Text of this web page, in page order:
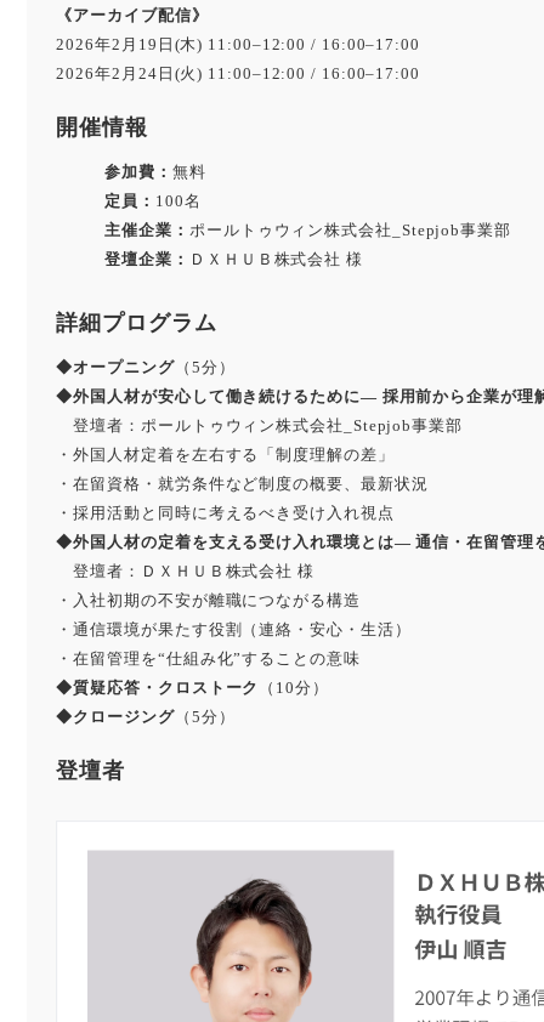
《アーカイブ配信》
2026年2月19日(木) 11:00–12:00 / 16:00–17:00
2026年2月24日(火) 11:00–12:00 / 16:00–17:00
開催情報
参加費：無料
定員： 100名
主催企業： ポールトゥウィン株式会社_Stepjob事業部
登壇企業： ＤＸＨＵＢ株式会社 様
詳細プログラム
◆オープニング（5分）
◆外国人材が安心して働き続けるために― 採用前から企業が理
登壇者：ポールトゥウィン株式会社_Stepjob事業部
・外国人材定着を左右する「制度理解の差」
・在留資格・就労条件など制度の概要、最新状況
・採用活動と同時に考えるべき受け入れ視点
◆外国人材の定着を支える受け入れ環境とは― 通信・在留管理
登壇者：ＤＸＨＵＢ株式会社 様
・入社初期の不安が離職につながる構造
・通信環境が果たす役割（連絡・安心・生活）
・在留管理を“仕組み化”することの意味
◆質疑応答・クロストーク
（10分）
◆クロージング（5分）
登壇者